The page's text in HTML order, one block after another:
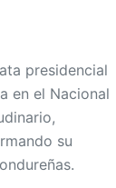
presidencial
en el Nacional
su